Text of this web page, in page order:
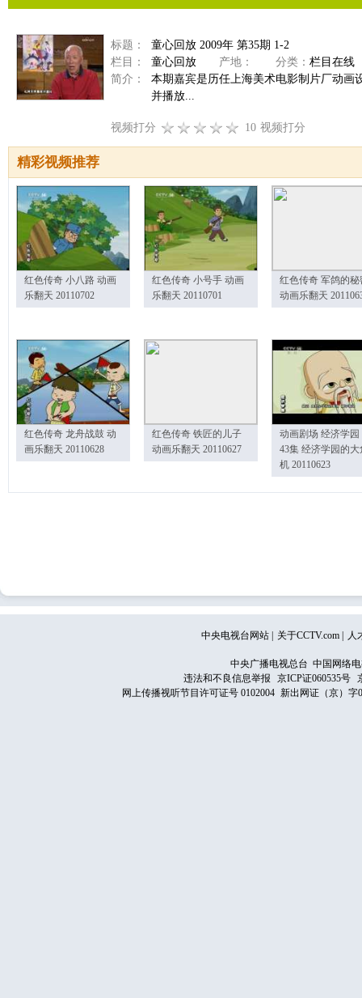
标题：
童心回放 2009年 第35期 1-2
栏目：
童心回放 产地： 分类： 栏目在线
简介：
本期嘉宾是历任上海美术电影制片厂动画
并播放...
视频打分 10 视频打分
精彩视频推荐
红色传奇 小八路 动画
乐翻天 20110702
红色传奇 小号手 动画
乐翻天 20110701
红色传奇 军鸽的秘
动画乐翻天
红色传奇 龙舟战鼓 动
画乐翻天 20110628
红色传奇 铁匠的儿子
动画乐翻天 20110627
动画剧场 经济学园
43集 经济学园的大
机 20110623
中央电视台网站 关于CCTV.com 人
中央广播电视总台 中国网络
违法和不良信息举报
京ICP证060535号
网上传播视听节目许可证号 0102004 新出网证（京）